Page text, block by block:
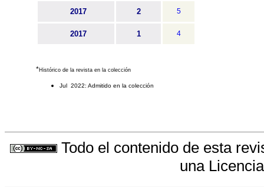
2017 2 5
2017 1 4
*Histórico de la revista en la colección
Jul 2022: Admitido en la colección
Todo el contenido de esta
una